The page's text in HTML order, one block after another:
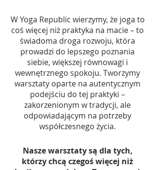
W Yoga Republic wierzymy, że joga to
coś więcej niż praktyka na macie – to
świadoma droga rozwoju, która
prowadzi do lepszego poznania
siebie, większej równowagi i
wewnętrznego spokoju. Tworzymy
warsztaty oparte na autentycznym
podejściu do tej praktyki –
zakorzenionym w tradycji, ale
odpowiadającym na potrzeby
współczesnego życia.
Nasze warsztaty są dla tych,
którzy chcą czegoś więcej niż